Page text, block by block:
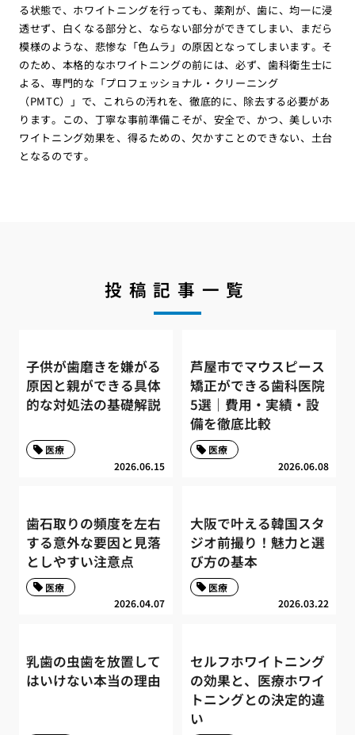
る状態で、ホワイトニングを行っても、薬剤が、歯に、均一に浸
透せず、白くなる部分と、ならない部分ができてしまい、まだら
模様のような、悲惨な「色ムラ」の原因となってしまいます。そ
のため、本格的なホワイトニングの前には、必ず、歯科衛生士に
よる、専門的な「プロフェッショナル・クリーニング
（PMTC）」で、これらの汚れを、徹底的に、除去する必要があ
ります。この、丁寧な事前準備こそが、安全で、かつ、美しいホ
ワイトニング効果を、得るための、欠かすことのできない、土台
となるのです。
投稿記事一覧
子供が歯磨きを嫌がる
原因と親ができる具体
的な対処法の基礎解説
2026.06.15
医療
芦屋市でマウスピース
矯正ができる歯科医院
5選｜費用・実績・設
備を徹底比較
2026.06.08
医療
歯石取りの頻度を左右
する意外な要因と見落
としやすい注意点
2026.04.07
医療
大阪で叶える韓国スタ
ジオ前撮り！魅力と選
び方の基本
2026.03.22
医療
乳歯の虫歯を放置して
はいけない本当の理由
セルフホワイトニング
の効果と、医療ホワイ
トニングとの決定的違
い